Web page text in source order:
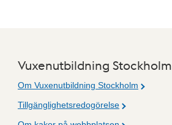
Vuxenutbildning Stockholm
Om Vuxenutbildning Stockholm
Tillgänglighetsredogörelse